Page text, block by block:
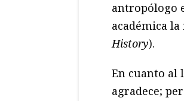
antropólogo
académica
History).
En cuanto al
agradece;